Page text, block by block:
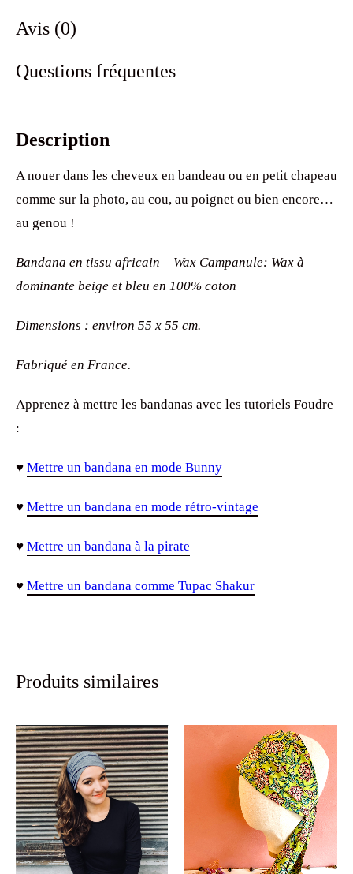
Avis (0)
Questions fréquentes
Description
A nouer dans les cheveux en bandeau ou en petit chapeau
comme sur la photo, au cou, au poignet ou bien encore…
au genou !
Bandana en tissu africain – Wax Campanule: Wax à
dominante beige et bleu en 100% coton
Dimensions : environ 55 x 55 cm.
Fabriqué en France.
Apprenez à mettre les bandanas avec les tutoriels Foudre
:
♥ Mettre un bandana en mode Bunny
♥ Mettre un bandana en mode rétro-vintage
♥ Mettre un bandana à la pirate
♥ Mettre un bandana comme Tupac Shakur
Produits similaires